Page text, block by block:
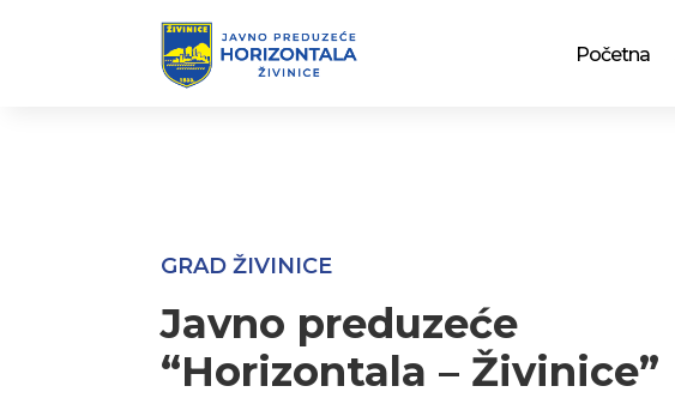
Početna
GRAD ŽIVINICE
Javno preduzeće
“Horizontala – Živinice”